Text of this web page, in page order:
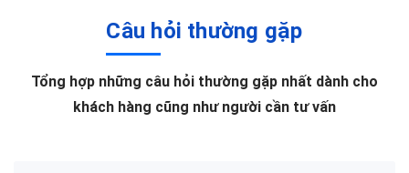
Câu hỏi thường gặp
Tổng hợp những câu hỏi thường gặp nhất dành cho
khách hàng cũng như người cần tư vấn